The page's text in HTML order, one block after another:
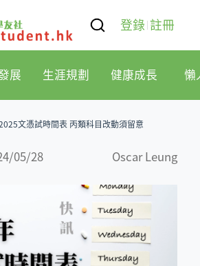
登錄 註冊
展 生涯規劃 健康成長 懶
文憑試時間表 丙類科目改動須留意
05/28 Oscar Leung